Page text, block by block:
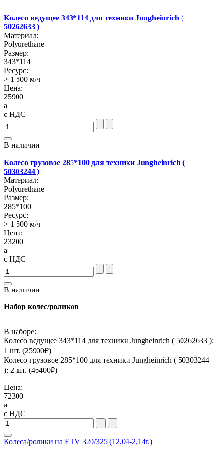
Колесо ведущее 343*114 для техники Jungheinrich (
50262633 )
Материал:
Polyurethane
Размер:
343*114
Ресурс:
> 1 500 м/ч
Цена:
25900
a
с НДС
В наличии
Колесо грузовое 285*100 для техники Jungheinrich (
50303244 )
Материал:
Polyurethane
Размер:
285*100
Ресурс:
> 1 500 м/ч
Цена:
23200
a
с НДС
В наличии
Набор колес/роликов
В наборе:
Колесо ведущее 343*114 для техники Jungheinrich ( 50262633 ):
1 шт. (25900₽)
Колесо грузовое 285*100 для техники Jungheinrich ( 50303244
): 2 шт. (46400₽)
Цена:
72300
a
с НДС
Колеса/ролики на ETV 320/325 (12,04-2,14г.)